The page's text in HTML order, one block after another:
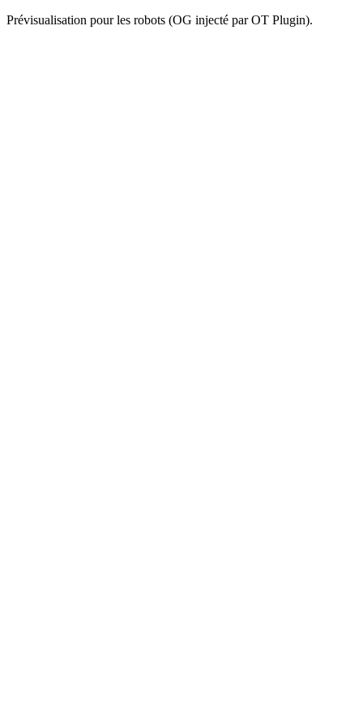
Prévisualisation pour les robots (OG injecté par OT Plugin).